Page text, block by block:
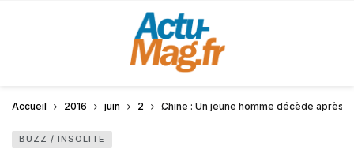
Accueil 2016 juin 2 Chine : Un jeune homme décède après
BUZZ / INSOLITE